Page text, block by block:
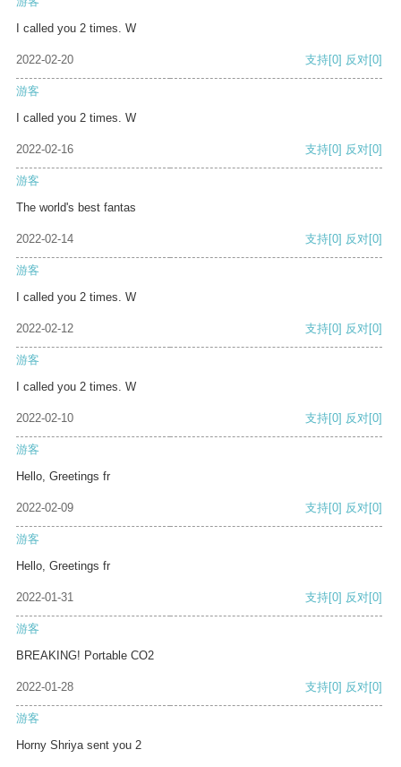
I called you 2 times. W
2022-02-20 支持[0] 反对[0]
游客
I called you 2 times. W
2022-02-16 支持[0] 反对[0]
游客
The world's best fantas
2022-02-14 支持[0] 反对[0]
游客
I called you 2 times. W
2022-02-12 支持[0] 反对[0]
游客
I called you 2 times. W
2022-02-10 支持[0] 反对[0]
游客
Hello, Greetings fr
2022-02-09 支持[0] 反对[0]
游客
Hello, Greetings fr
2022-01-31 支持[0] 反对[0]
游客
BREAKING! Portable CO2
2022-01-28 支持[0] 反对[0]
游客
Horny Shriya sent you 2